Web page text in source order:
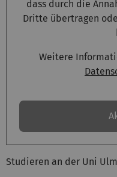
dass durch die
Dritte übertragen
Weitere
Studieren an der Uni Ulm